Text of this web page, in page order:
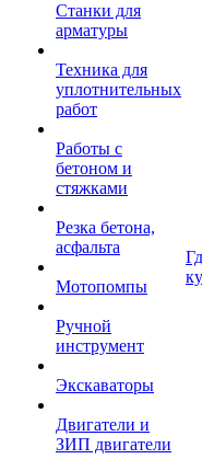
Станки для
арматуры
Техника для
уплотнительных
работ
Работы с
бетоном и
стяжками
Резка бетона,
асфальта
Мотопомпы
Ручной
инструмент
Экскаваторы
Двигатели и
ЗИП двигатели